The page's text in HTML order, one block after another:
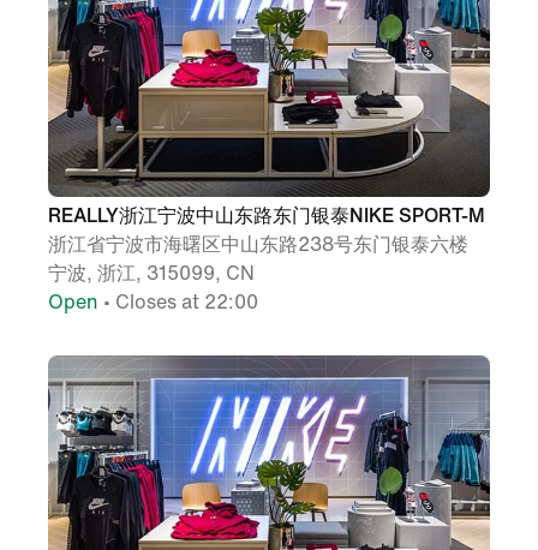
REALLY浙江宁波中山东路东门银泰NIKE SPORT-M
浙江省宁波市海曙区中山东路238号东门银泰六楼
宁波, 浙江, 315099, CN
Open • Closes at 22:00